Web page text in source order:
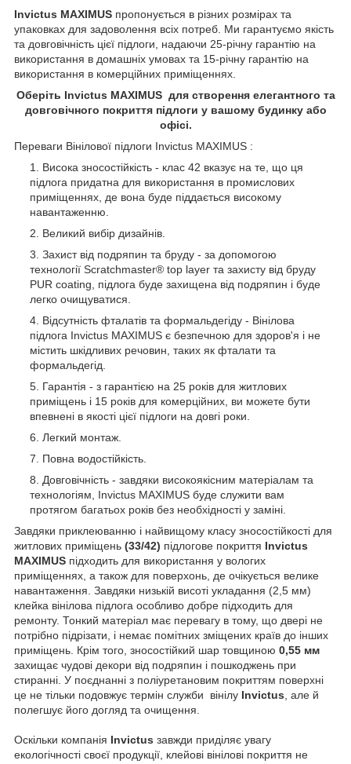
Invictus MAXIMUS пропонується в різних розмірах та
упаковках для задоволення всіх потреб. Ми гарантуємо якість
та довговічність цієї підлоги, надаючи 25-річну гарантію на
використання в домашніх умовах та 15-річну гарантію на
використання в комерційних приміщеннях.
Оберіть Invictus MAXIMUS для створення елегантного та
довговічного покриття підлоги у вашому будинку або
офісі.
Переваги Вінілової підлоги Invictus MAXIMUS :
Висока зносостійкість - клас 42 вказує на те, що ця
підлога придатна для використання в промислових
приміщеннях, де вона буде піддається високому
навантаженню.
Великий вибір дизайнів.
Захист від подряпин та бруду - за допомогою
технології Scratchmaster® top layer та захисту від бруду
PUR coating, підлога буде захищена від подряпин і буде
легко очищуватися.
Відсутність фталатів та формальдегіду - Вінілова
підлога Invictus MAXIMUS є безпечною для здоров'я і не
містить шкідливих речовин, таких як фталати та
формальдегід.
Гарантія - з гарантією на 25 років для житлових
приміщень і 15 років для комерційних, ви можете бути
впевнені в якості цієї підлоги на довгі роки.
Легкий монтаж.
Повна водостійкість.
Довговічність - завдяки високоякісним матеріалам та
технологіям, Invictus MAXIMUS буде служити вам
протягом багатьох років без необхідності у заміні.
Завдяки приклеюванню і найвищому класу зносостійкості для
житлових приміщень (33/42) підлогове покриття Invictus
MAXIMUS підходить для використання у вологих
приміщеннях, а також для поверхонь, де очікується велике
навантаження. Завдяки низькій висоті укладання (2,5 мм)
клейка вінілова підлога особливо добре підходить для
ремонту. Тонкий матеріал має перевагу в тому, що двері не
потрібно підрізати, і немає помітних зміщених країв до інших
приміщень. Крім того, зносостійкий шар товщиною 0,55 мм
захищає чудові декори від подряпин і пошкоджень при
стиранні. У поєднанні з поліуретановим покриттям поверхні
це не тільки подовжує термін служби вінілу Invictus , але й
полегшує його догляд та очищення.
Оскільки компанія Invictus завжди приділяє увагу
екологічності своєї продукції, клейові вінілові покриття не